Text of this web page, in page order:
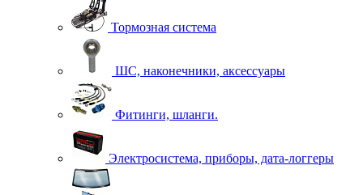
Тормозная система
ШС, наконечники, аксессуары
Фитинги, шланги.
Электросистема, приборы, дата-логгеры